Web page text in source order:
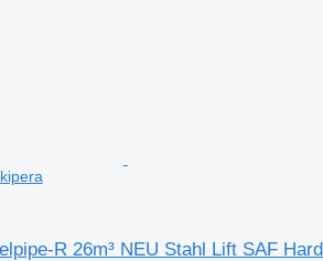
R 26m³ NEU Stahl Lift SAF